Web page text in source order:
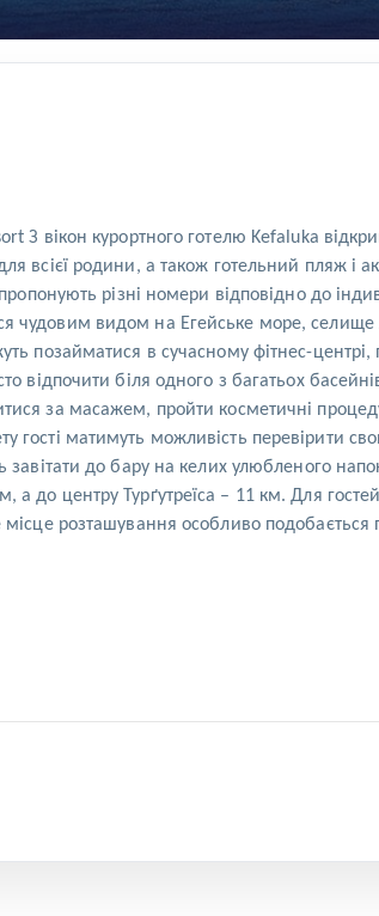
З вікон курортного готелю Kefaluka
всієї родини, а також готельний пляж і
різні номери відповідно до
чудовим видом на Егейське море, селище
позайматися в сучасному фітнес-центрі,
відпочити біля одного з багатьох
за масажем, пройти косметичні
гості матимуть можливість перевірити
завітати до бару на келих улюбленого
до центру Турґутреїса – 11 км. Для
місце розташування особливо